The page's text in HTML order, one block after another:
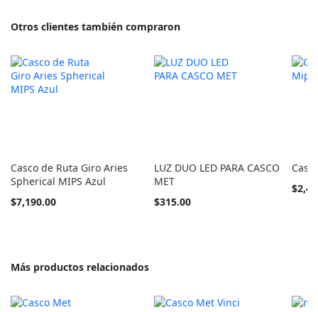
Otros clientes también compraron
Casco de Ruta Giro Aries
Spherical MIPS Azul
$7,190.00
LUZ DUO LED PARA CASCO
MET
$315.00
Tan
Más productos relacionados